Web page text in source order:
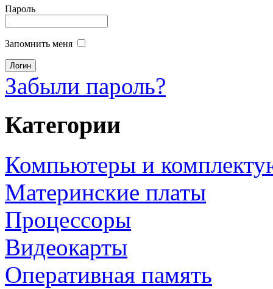
Пароль
Запомнить меня
Забыли пароль?
Категории
Компьютеры и
Материнские платы
Процессоры
Видеокарты
Оперативная память